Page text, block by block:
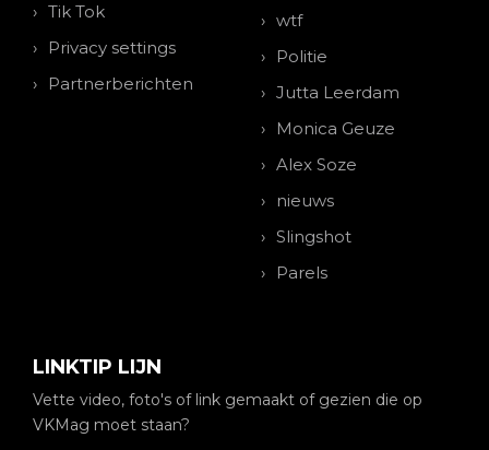
Tik Tok
Privacy settings
Partnerberichten
wtf
Politie
Jutta Leerdam
Monica Geuze
Alex Soze
nieuws
Slingshot
Parels
LINKTIP LIJN
Vette video, foto's of link gemaakt of gezien die op
VKMag moet staan?